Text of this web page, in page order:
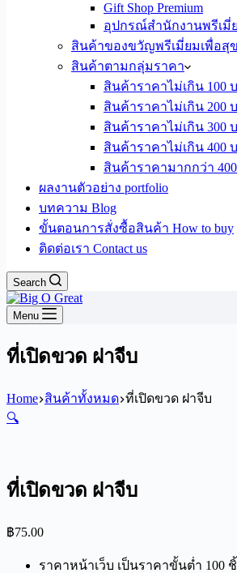
Gift Shop Premium
อุปกรณ์สำนักงานพรีเมี่
สินค้าของขวัญพรีเมี่ยมเพื่อสุ
สินค้าตามกลุ่มราคา
สินค้าราคาไม่เกิน 100
สินค้าราคาไม่เกิน 200
สินค้าราคาไม่เกิน 300
สินค้าราคาไม่เกิน 400
สินค้าราคามากกว่า
ผลงานตัวอย่าง portfolio
บทความ Blog
ขั้นตอนการสั่งซื้อสินค้า How to buy
ติดต่อเรา Contact us
Search
Menu
ที่เปิดขวด ฝาจีบ
Home สินค้าทั้งหมด ที่เปิดขวด ฝาจีบ
🔍
ที่เปิดขวด ฝาจีบ
฿75.00
ราคาหน้าเว็บ เป็นราคาขั้นต่ำ 100